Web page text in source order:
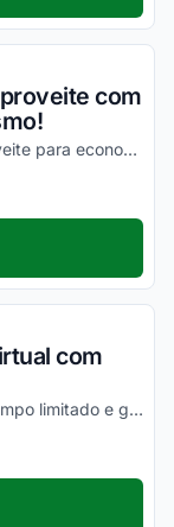
com
Usufrua de milhares de descontos e aproveite para economizar agora mesmo na Loja Virtual!
com
Aproveite estes descontos incríveis por tempo limitado e garanta já as melhores vantagens em todas as suas compras!